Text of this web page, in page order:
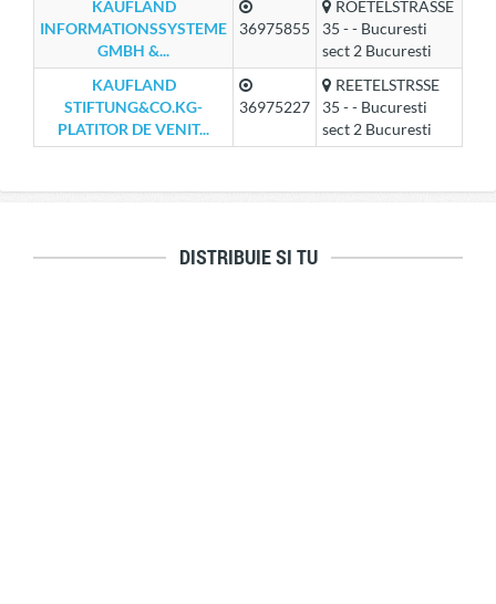
KAUFLAND
INFORMATIONSSYSTEME
GMBH &...
36975855
ROETELSTRASSE
35 - - Bucuresti
sect 2 Bucuresti
KAUFLAND
STIFTUNG&CO.KG-
PLATITOR DE VENIT...
36975227
REETELSTRSSE
35 - - Bucuresti
sect 2 Bucuresti
DISTRIBUIE SI TU